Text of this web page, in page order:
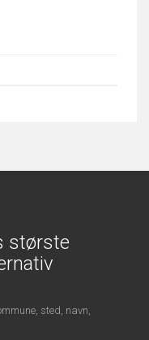
største
sted, navn,